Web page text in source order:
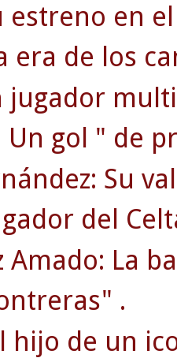
estreno en
era de los
jugador
Un gol " de
Su
del
Amado: La
.
hijo de un